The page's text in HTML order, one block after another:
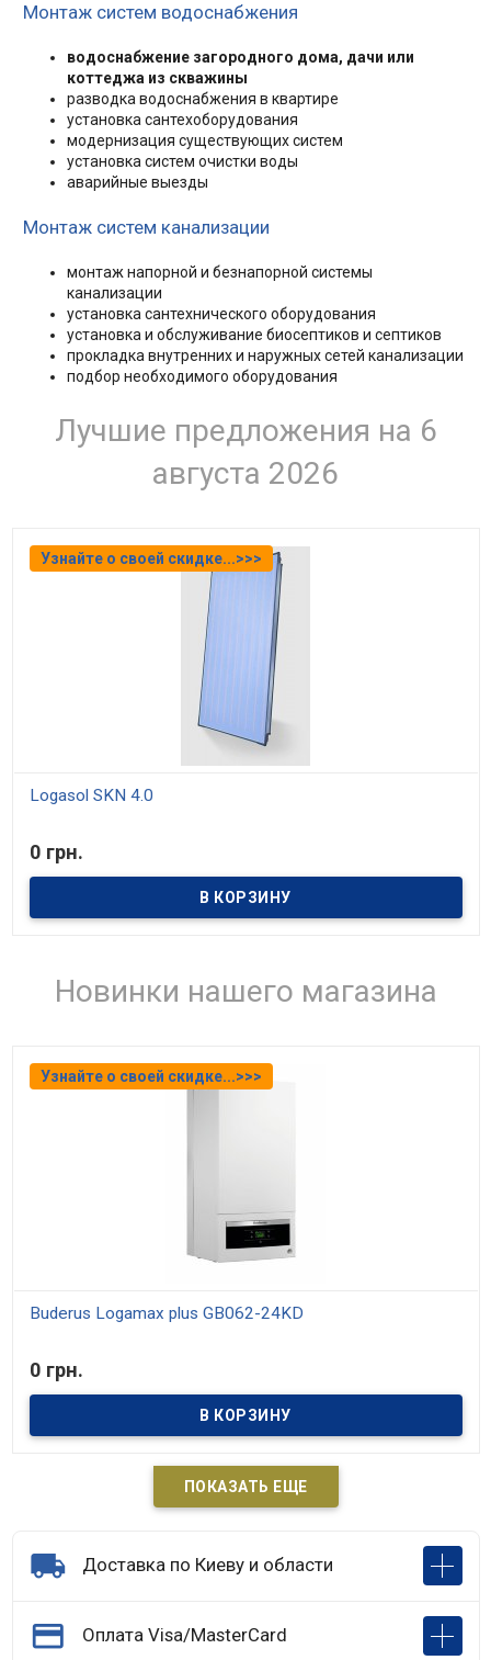
Монтаж систем водоснабжения
водоснабжение загородного дома, дачи или
коттеджа из скважины
разводка водоснабжения в квартире
установка сантехоборудования
модернизация существующих систем
установка систем очистки воды
аварийные выезды
Монтаж систем канализации
монтаж напорной и безнапорной системы
канализации
установка сантехнического оборудования
установка и обслуживание биосептиков и септиков
прокладка внутренних и наружных сетей канализации
подбор необходимого оборудования
Лучшие предложения на 6
августа 2026
Узнайте о своей скидке...>>>
Logasol SKN 4.0
солнца в нужное русло – на отопление и горячее водоснабжение
вашего дома. С их помощью вы сэкономите значительные
сохранении природы – коллектор, величиной всего 6м2
0 грн.
Новинки нашего магазина
Узнайте о своей скидке...>>>
Buderus Logamax plus GB062-24KD
plus GB 062 – пожалуй, лучшее решение для коттеджей,
рассчитанных как на одну, так и на несколько семей.
материалов и применение новейших технологий позволили
оборудование, одновременно отличающееся высочайшей
производительностью, максимальной безопасностью, в том
числе для окружающей среды, и экономичностью.
0 грн.
ПОКАЗАТЬ ЕЩЕ
 Доставка по Киеву и области
 Оплата Visa/MasterCard